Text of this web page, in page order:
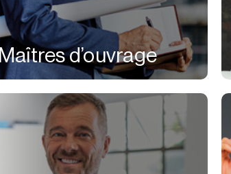
Maîtres d’ouvrage